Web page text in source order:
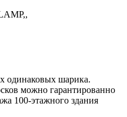
,,
одинаковых шарика.
можно гарантированно
100-этажного здания